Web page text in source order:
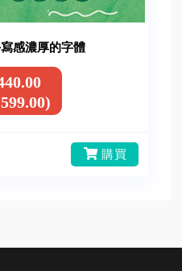
感濃厚的字體
購買